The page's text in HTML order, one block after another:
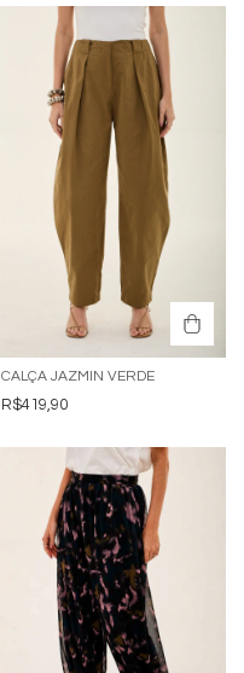
CALÇA JAZMIN VERDE
R$419,90